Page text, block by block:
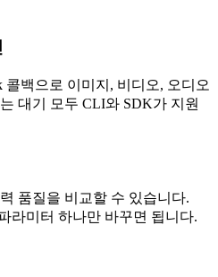
콜백으로 이미지, 비디오, 오디오
대기 모두 CLI와 SDK가 지원
품질을 비교할 수 있습니다.
라미터 하나만 바꾸면 됩니다.